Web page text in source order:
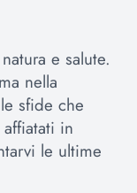
e salute.
nella
sfide che
in
le ultime